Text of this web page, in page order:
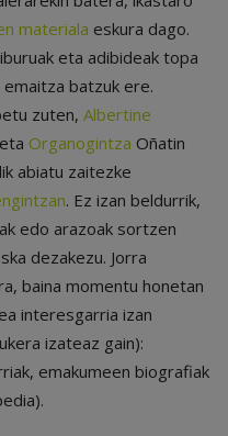
materiala eskura dago.
eta adibideak topa
batzuk ere.
zuten, Albertine
Organogintza Oñatin
abiatu zaitezke
. Ez izan beldurrik,
edo arazoak sortzen
dezakezu. Jorra
baina momentu honetan
interesgarria izan
izateaz gain):
emakumeen biografiak